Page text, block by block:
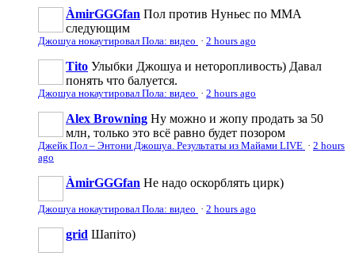
ÀmirGGGfan Пол против Нуньес по ММА
следующим
Джошуа нокаутировал Пола: видео · 2 hours ago
Tito Улыбки Джошуа и неторопливость) Давал
понять что балуется.
Джошуа нокаутировал Пола: видео · 2 hours ago
Alex Browning Ну можно и жопу продать за 50
млн, только это всё равно будет позором
Джейк Пол – Энтони Джошуа. Результаты из Майами LIVE · 2 hours
ago
ÀmirGGGfan Не надо оскорблять цирк)
Джошуа нокаутировал Пола: видео · 2 hours ago
grid Шапіто)